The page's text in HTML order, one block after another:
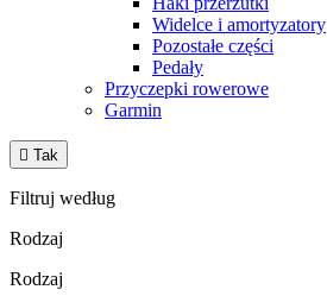
Widelce i amortyzatory
Pozostałe części
Pedały
Przyczepki rowerowe
Garmin
 Tak
Filtruj według
Rodzaj
Rodzaj